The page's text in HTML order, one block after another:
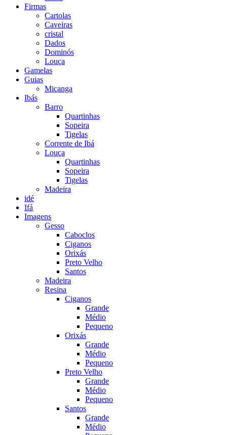
Firmas
Cartolas
Caveiras
cristal
Dados
Dominós
Louça
Gamelas
Guias
Miçanga
Ibás
Barro
Quartinhas
Sopeira
Tigelas
Corrente de Ibá
Louça
Quartinhas
Sopeira
Tigelas
Madeira
idé
Ifá
Imagens
Gesso
Caboclos
Ciganos
Orixás
Preto Velho
Santos
Madeira
Resina
Ciganos
Grande
Médio
Pequeno
Orixás
Grande
Médio
Pequeno
Preto Velho
Grande
Médio
Pequeno
Santos
Grande
Médio